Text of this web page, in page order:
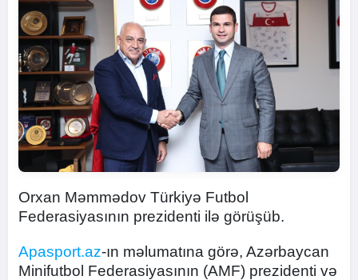
Orxan Məmmədov Türkiyə Futbol
Federasiyasının prezidenti ilə görüşüb.
Apasport.az-ın məlumatına görə, Azərbaycan
Minifutbol Federasiyasının (AMF) prezidenti və